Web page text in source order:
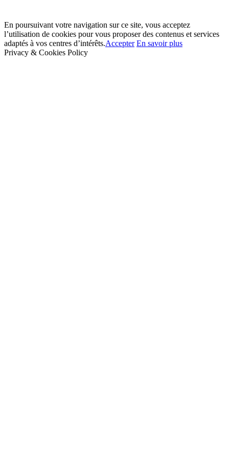
En poursuivant votre navigation sur ce site, vous acceptez
l’utilisation de cookies pour vous proposer des contenus et services
adaptés à vos centres d’intérêts.Accepter En savoir plus
Privacy & Cookies Policy